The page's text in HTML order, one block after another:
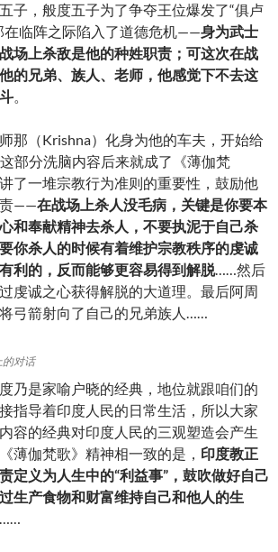
子，般度五子为了争夺王位爆发了“俱卢
在临阵之际陷入了道德危机——身为武士
场上杀敌是他的种姓职责；可这次在战
的兄弟、族人、老师，他感觉下不去这
。
那（Krishna）化身为他的车夫，开始给
部分洗脑内容后来就成了《薄伽梵
了一堆宗教行为准则的重要性，鼓励他
责——在战场上杀人没毛病，关键是你要本
和奉献精神去杀人，不要执泥于自己杀
你杀人的时候有着维护宗教秩序的虔诚
利的，反而能够更容易得到解脱……然后
虔诚之心获得解脱的大道理。最后阿周
弓箭射向了自己的兄弟族人……
的对话
乃是家喻户晓的经典，地位就跟咱们的
指导着印度人民的日常生活，所以大家
容的经典对印度人民的三观塑造会产生
薄伽梵歌》精神相一致的是， 印度教正
定义为人生中的“利益事”，鼓吹做好自己
生产食物和财富维持自己和他人的生
……